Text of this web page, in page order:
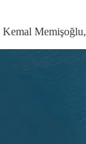
Kemal Memişoğlu,